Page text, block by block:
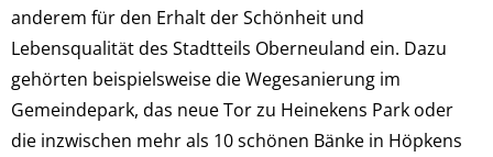
anderem für den Erhalt der Schönheit und
Lebensqualität des Stadtteils Oberneuland ein. Dazu
gehörten beispielsweise die Wegesanierung im
Gemeindepark, das neue Tor zu Heinekens Park oder
die inzwischen mehr als 10 schönen Bänke in Höpkens